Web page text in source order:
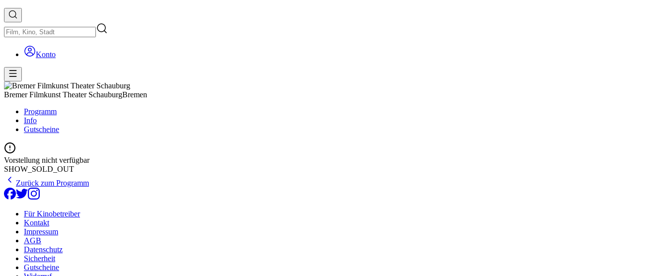
Konto
Bremer Filmkunst Theater SchauburgBremen
Programm
Info
Gutscheine
Vorstellung nicht verfügbar
SHOW_SOLD_OUT
Zurück zum Programm
Für Kinobetreiber
Kontakt
Impressum
AGB
Datenschutz
Sicherheit
Gutscheine